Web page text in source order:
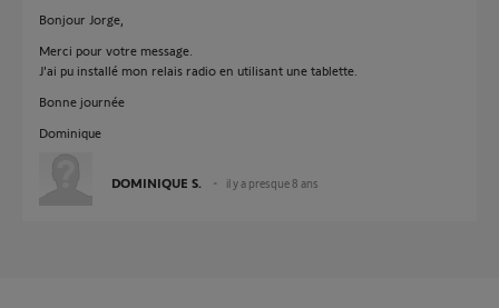
Bonjour Jorge,
Merci pour votre message.
J'ai pu installé mon relais radio en utilisant une tablette.
Bonne journée
Dominique
DOMINIQUE S. il y a presque 8 ans